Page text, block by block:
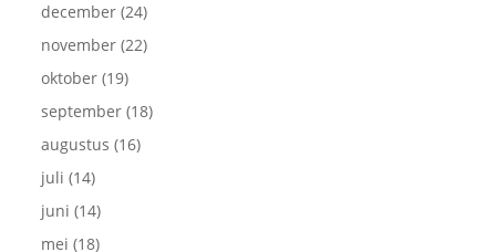
december (24)
november (22)
oktober (19)
september (18)
augustus (16)
juli (14)
juni (14)
mei (18)